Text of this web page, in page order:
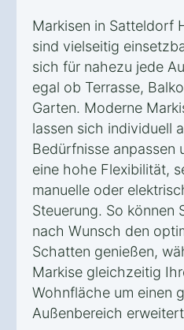
Markisen in Satteldorf
sind vielseitig
sich für nahezu jede
egal ob Terrasse,
Garten. Moderne
lassen sich individuell
Bedürfnisse anpassen
eine hohe Flexibilität,
manuelle oder
Steuerung. So können
nach Wunsch den
Schatten genießen,
Markise gleichzeitig
Wohnfläche um einen
Außenbereich